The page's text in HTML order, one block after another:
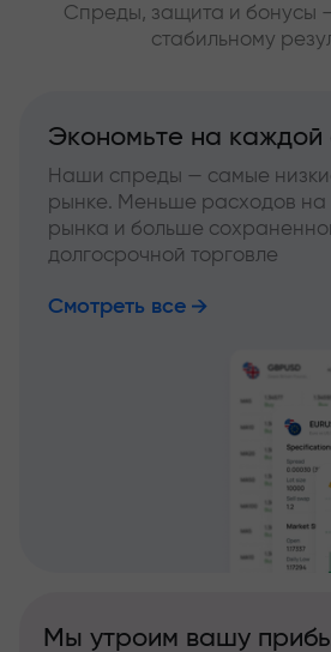
Спреды, защита и бонусы
стабильному
Экономьте на каждой
Наши спреды — самые
рынке. Меньше расходов на
рынка и больше
долгосрочной торговле
Смотреть все
Мы утроим вашу